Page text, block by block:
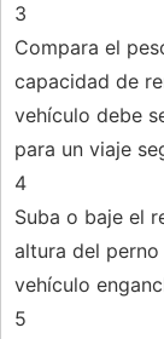
3
Compara el
capacidad de
vehículo debe
para un viaje
4
Suba o baje el
altura del
vehículo
5